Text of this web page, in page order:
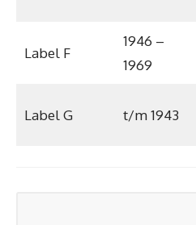
Label F
1946 –
1969
Label G t/m 1943